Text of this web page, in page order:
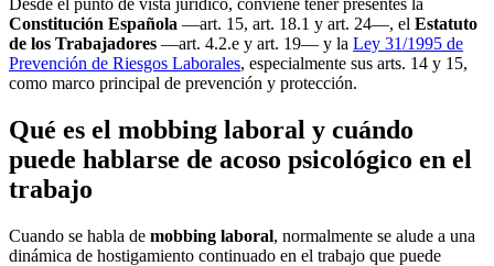
Desde el punto de vista jurídico, conviene tener presentes la
Constitución Española —art. 15, art. 18.1 y art. 24—, el Estatuto
de los Trabajadores —art. 4.2.e y art. 19— y la Ley 31/1995 de
Prevención de Riesgos Laborales, especialmente sus arts. 14 y 15,
como marco principal de prevención y protección.
Qué es el mobbing laboral y cuándo
puede hablarse de acoso psicológico en el
trabajo
Cuando se habla de mobbing laboral, normalmente se alude a una
dinámica de hostigamiento continuado en el trabajo que puede